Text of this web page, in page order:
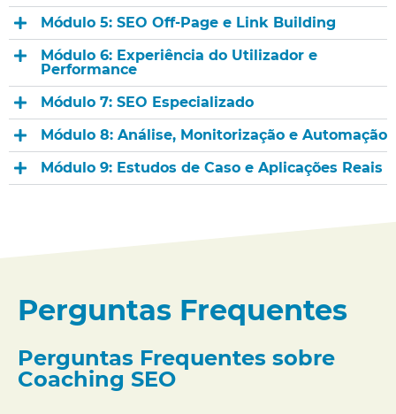
Módulo 5: SEO Off-Page e Link Building
Módulo 6: Experiência do Utilizador e
Performance
Módulo 7: SEO Especializado
Módulo 8: Análise, Monitorização e Automação
Módulo 9: Estudos de Caso e Aplicações Reais
Perguntas Frequentes
Perguntas Frequentes sobre
Coaching SEO